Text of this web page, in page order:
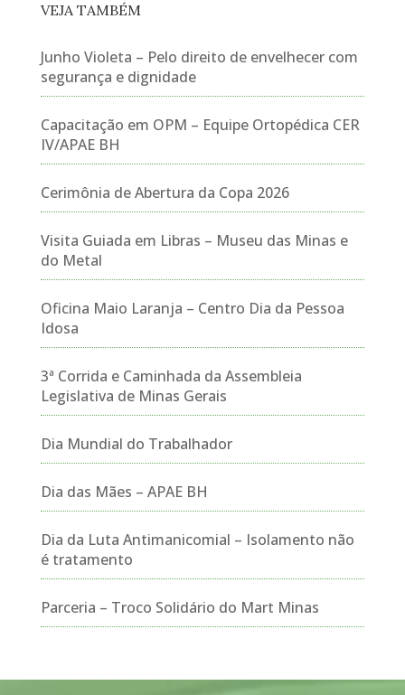
VEJA TAMBÉM
Junho Violeta – Pelo direito de envelhecer com
segurança e dignidade
Capacitação em OPM – Equipe Ortopédica CER
IV/APAE BH
Cerimônia de Abertura da Copa 2026
Visita Guiada em Libras – Museu das Minas e
do Metal
Oficina Maio Laranja – Centro Dia da Pessoa
Idosa
3ª Corrida e Caminhada da Assembleia
Legislativa de Minas Gerais
Dia Mundial do Trabalhador
Dia das Mães – APAE BH
Dia da Luta Antimanicomial – Isolamento não
é tratamento
Parceria – Troco Solidário do Mart Minas